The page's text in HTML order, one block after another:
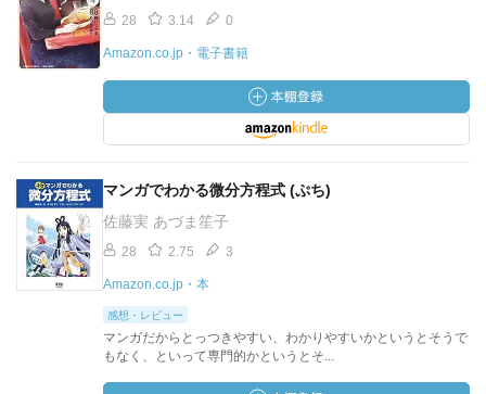
28 3.14 0
Amazon.co.jp・電子書籍
マンガでわかる微分方程式 (ぷち)
佐藤実 あづま笙子
28 2.75 3
Amazon.co.jp・本
感想・レビュー
マンガだからとっつきやすい、わかりやすいかというとそうで
もなく、といって専門的かというとそ...